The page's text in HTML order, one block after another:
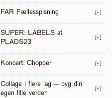
FAR Fællesspisning [+]
SUPER: LABELS at
PLADS23
[+]
Koncert: Chopper [+]
Collage i flere lag – byg din
egen lille verden
[+]